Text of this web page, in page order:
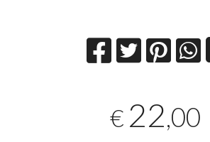
€ 22,00